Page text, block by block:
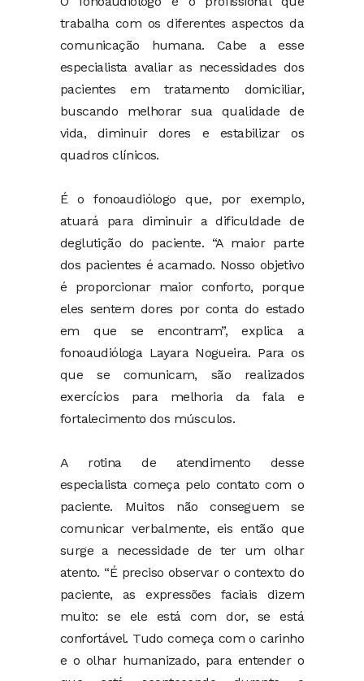
trabalha com os diferentes aspectos da
comunicação humana. Cabe a esse
especialista avaliar as necessidades dos
pacientes em tratamento domiciliar,
buscando melhorar sua qualidade de
vida, diminuir dores e estabilizar os
quadros clínicos.
É o fonoaudiólogo que, por exemplo,
atuará para diminuir a dificuldade de
deglutição do paciente. “A maior parte
dos pacientes é acamado. Nosso objetivo
é proporcionar maior conforto, porque
eles sentem dores por conta do estado
em que se encontram”, explica a
fonoaudióloga Layara Nogueira. Para os
que se comunicam, são realizados
exercícios para melhoria da fala e
fortalecimento dos músculos.
A rotina de atendimento desse
especialista começa pelo contato com o
paciente. Muitos não conseguem se
comunicar verbalmente, eis então que
surge a necessidade de ter um olhar
atento. “É preciso observar o contexto do
paciente, as expressões faciais dizem
muito: se ele está com dor, se está
confortável. Tudo começa com o carinho
e o olhar humanizado, para entender o